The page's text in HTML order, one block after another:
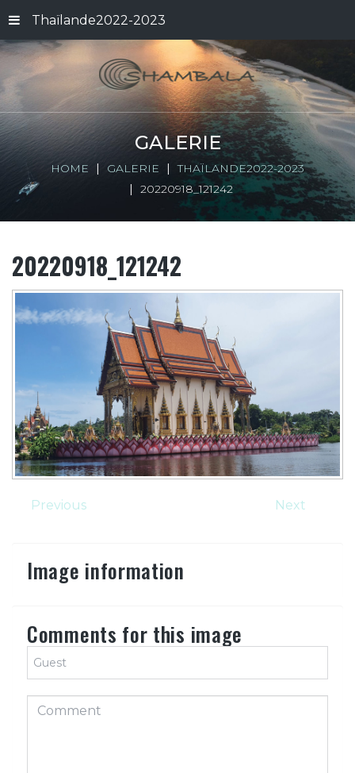
Thaïlande2022-2023
GALERIE
HOME GALERIE
THAÏLANDE2022-2023
20220918_121242
20220918_121242
Previous Next
Image information
Comments for this image